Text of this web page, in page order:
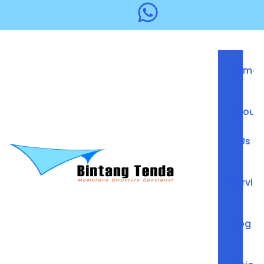
Home
About
Us
Blog